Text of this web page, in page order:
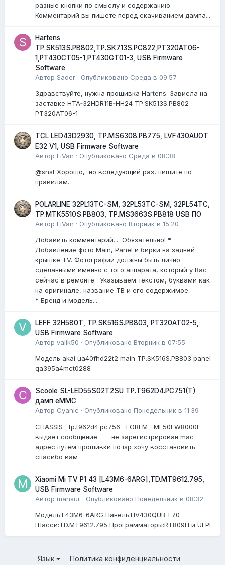
разные кнопки по смыслу и содержанию.
Комментарий вы пишете перед скачиванием дампа...
Hartens
TP.SK513S.PB802,TP.SK713S.PC822,PT320AT06-
1,PT430CT05-1,PT430GT01-3, USB Firmware
Software
Автор Sader · Опубликовано Среда в 09:57
Здравствуйте, нужна прошивка Hartens. Зависла на
заставке HTA‑32HDR11B‑HH24 TP.SK513S.PB802
PT320AT06-1
TCL LED43D2930, TP.MS6308.PB775, LVF430AUOT
E32 V1, USB Firmware Software
Автор LiVan · Опубликовано Среда в 08:38
@snst Хорошо, но вследующий раз, пишите по
правилам.
POLARLINE 32PL13TC-SM, 32PL53TC-SM, 32PL54TC,
TP.MTK5510S.PB803, TP.MS3663S.PB818 USB ПО
Автор LiVan · Опубликовано Вторник в 15:20
Добавить комментарий... Обязательно! *
Добавление фото Main, Panel и бирки на задней
крышке TV. Фотографии должны быть лично
сделанными именно с того аппарата, который у Вас
сейчас в ремонте. Указываем текстом, буквами как
на оригинале, название ТВ и его содержимое.
* Бренд и модель...
LEFF 32H580T, TP.SK516S.PB803, PT320AT02-5,
USB Firmware Software
Автор valik50 · Опубликовано Вторник в 07:55
Модель akai ua40fhd22t2 main TP.SK516S.PB803 panel
qa395a4mct0288
Scoole SL-LED55S02T2SU TP.T962D4.PC751(T)
дамп eMMC
Автор Cyanic · Опубликовано Понедельник в 11:39
CHASSIS tp.t962d4.pc756 FOBEM ML50EW8000F
выдает сообщение не зарегистрирован mac
адрес путем прошивки по isp хочу восстановить
спасибо вам
Xiaomi Mi TV P1 43 [L43M6-6ARG],TD.MT9612.795,
USB Firmware Software
Автор mansur · Опубликовано Понедельник в 08:32
Модель:L43M6-6ARG Панель:HV430QUB-F70
Шасси:TD.MT9612.795 Программаторы:RT809H и UFPI
Язык
Политика конфиденциальности